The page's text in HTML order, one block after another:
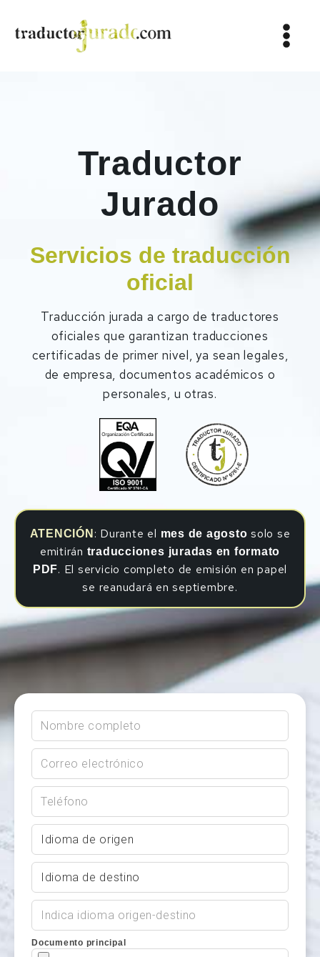
Traductor
Jurado
Servicios de traducción
oficial
Traducción jurada a cargo de traductores
oficiales que garantizan traducciones
certificadas de primer nivel, ya sean legales,
de empresa, documentos académicos o
personales, u otras.
ATENCIÓN : Durante el mes de agosto solo se
emitirán traducciones juradas en formato
PDF. El servicio completo de emisión en papel
se reanudará en septiembre.
Documento principal